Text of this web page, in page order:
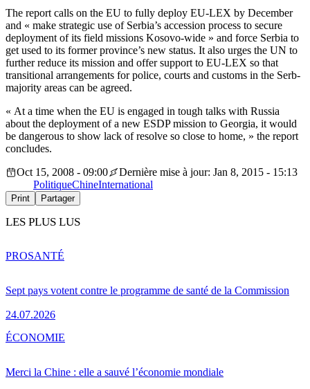
The report calls on the EU to fully deploy EU-LEX by December
and « make strategic use of Serbia’s accession process to secure
deployment of its field missions Kosovo-wide » and force Serbia to
get used to its former province’s new status. It also urges the UN to
further reduce its mission and offer support to EU-LEX so that
transitional arrangements for police, courts and customs in the Serb-
majority areas can be agreed.
« At a time when the EU is engaged in tough talks with Russia
about the deployment of a new ESDP mission to Georgia, it would
be dangerous to show lack of resolve so close to home, » the report
concludes.
Oct 15, 2008 - 09:00
Dernière mise à jour: Jan 8, 2015 - 15:13
PolitiqueChineInternational
Print Partager
LES PLUS LUS
Sept pays votent contre le programme de santé de la Commission
24.07.2026
PROSANTÉ
Merci la Chine : elle a sauvé l’économie mondiale
ÉCONOMIE